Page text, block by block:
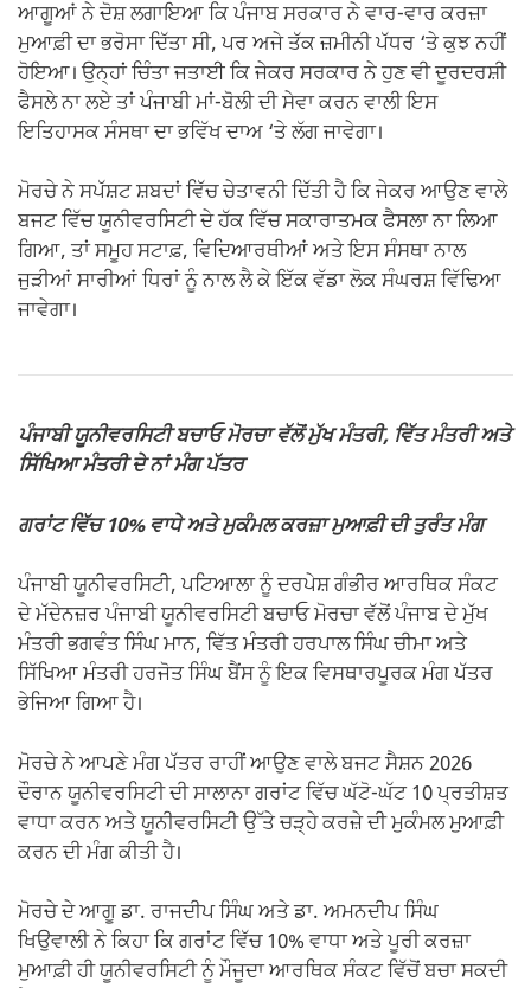
ਆਗੂਆਂ ਨੇ ਦੋਸ਼ ਲਗਾਇਆ ਕਿ ਪੰਜਾਬ ਸਰਕਾਰ ਨੇ ਵਾਰ-ਵਾਰ ਕਰਜ਼ਾ
ਮੁਆਫ਼ੀ ਦਾ ਭਰੋਸਾ ਦਿੱਤਾ ਸੀ, ਪਰ ਅਜੇ ਤੱਕ ਜ਼ਮੀਨੀ ਪੱਧਰ ‘ਤੇ ਕੁਝ ਨਹੀਂ
ਹੋਇਆ। ਉਨ੍ਹਾਂ ਚਿੰਤਾ ਜਤਾਈ ਕਿ ਜੇਕਰ ਸਰਕਾਰ ਨੇ ਹੁਣ ਵੀ ਦੂਰਦਰਸ਼ੀ
ਫੈਸਲੇ ਨਾ ਲਏ ਤਾਂ ਪੰਜਾਬੀ ਮਾਂ-ਬੋਲੀ ਦੀ ਸੇਵਾ ਕਰਨ ਵਾਲੀ ਇਸ
ਇਤਿਹਾਸਕ ਸੰਸਥਾ ਦਾ ਭਵਿੱਖ ਦਾਅ ‘ਤੇ ਲੱਗ ਜਾਵੇਗਾ।
ਮੋਰਚੇ ਨੇ ਸਪੱਸ਼ਟ ਸ਼ਬਦਾਂ ਵਿੱਚ ਚੇਤਾਵਨੀ ਦਿੱਤੀ ਹੈ ਕਿ ਜੇਕਰ ਆਉਣ ਵਾਲੇ
ਬਜਟ ਵਿੱਚ ਯੂਨੀਵਰਸਿਟੀ ਦੇ ਹੱਕ ਵਿੱਚ ਸਕਾਰਾਤਮਕ ਫੈਸਲਾ ਨਾ ਲਿਆ
ਗਿਆ, ਤਾਂ ਸਮੂਹ ਸਟਾਫ਼, ਵਿਦਿਆਰਥੀਆਂ ਅਤੇ ਇਸ ਸੰਸਥਾ ਨਾਲ
ਜੁੜੀਆਂ ਸਾਰੀਆਂ ਧਿਰਾਂ ਨੂੰ ਨਾਲ ਲੈ ਕੇ ਇੱਕ ਵੱਡਾ ਲੋਕ ਸੰਘਰਸ਼ ਵਿੱਢਿਆ
ਜਾਵੇਗਾ।
ਪੰਜਾਬੀ ਯੂਨੀਵਰਸਿਟੀ ਬਚਾਓ ਮੋਰਚਾ ਵੱਲੋਂ ਮੁੱਖ ਮੰਤਰੀ, ਵਿੱਤ ਮੰਤਰੀ ਅਤੇ
ਸਿੱਖਿਆ ਮੰਤਰੀ ਦੇ ਨਾਂ ਮੰਗ ਪੱਤਰ
ਗਰਾਂਟ ਵਿੱਚ 10% ਵਾਧੇ ਅਤੇ ਮੁਕੰਮਲ ਕਰਜ਼ਾ ਮੁਆਫ਼ੀ ਦੀ ਤੁਰੰਤ ਮੰਗ
ਪੰਜਾਬੀ ਯੂਨੀਵਰਸਿਟੀ, ਪਟਿਆਲਾ ਨੂੰ ਦਰਪੇਸ਼ ਗੰਭੀਰ ਆਰਥਿਕ ਸੰਕਟ
ਦੇ ਮੱਦੇਨਜ਼ਰ ਪੰਜਾਬੀ ਯੂਨੀਵਰਸਿਟੀ ਬਚਾਓ ਮੋਰਚਾ ਵੱਲੋਂ ਪੰਜਾਬ ਦੇ ਮੁੱਖ
ਮੰਤਰੀ ਭਗਵੰਤ ਸਿੰਘ ਮਾਨ, ਵਿੱਤ ਮੰਤਰੀ ਹਰਪਾਲ ਸਿੰਘ ਚੀਮਾ ਅਤੇ
ਸਿੱਖਿਆ ਮੰਤਰੀ ਹਰਜੋਤ ਸਿੰਘ ਬੈਂਸ ਨੂੰ ਇਕ ਵਿਸਥਾਰਪੂਰਕ ਮੰਗ ਪੱਤਰ
ਭੇਜਿਆ ਗਿਆ ਹੈ।
ਮੋਰਚੇ ਨੇ ਆਪਣੇ ਮੰਗ ਪੱਤਰ ਰਾਹੀਂ ਆਉਣ ਵਾਲੇ ਬਜਟ ਸੈਸ਼ਨ 2026
ਦੌਰਾਨ ਯੂਨੀਵਰਸਿਟੀ ਦੀ ਸਾਲਾਨਾ ਗਰਾਂਟ ਵਿੱਚ ਘੱਟੋ-ਘੱਟ 10 ਪ੍ਰਤੀਸ਼ਤ
ਵਾਧਾ ਕਰਨ ਅਤੇ ਯੂਨੀਵਰਸਿਟੀ ਉੱਤੇ ਚੜ੍ਹੇ ਕਰਜ਼ੇ ਦੀ ਮੁਕੰਮਲ ਮੁਆਫ਼ੀ
ਕਰਨ ਦੀ ਮੰਗ ਕੀਤੀ ਹੈ।
ਮੋਰਚੇ ਦੇ ਆਗੂ ਡਾ. ਰਾਜਦੀਪ ਸਿੰਘ ਅਤੇ ਡਾ. ਅਮਨਦੀਪ ਸਿੰਘ
ਖਿਉਵਾਲੀ ਨੇ ਕਿਹਾ ਕਿ ਗਰਾਂਟ ਵਿੱਚ 10% ਵਾਧਾ ਅਤੇ ਪੂਰੀ ਕਰਜ਼ਾ
ਮੁਆਫ਼ੀ ਹੀ ਯੂਨੀਵਰਸਿਟੀ ਨੂੰ ਮੌਜੂਦਾ ਆਰਥਿਕ ਸੰਕਟ ਵਿੱਚੋਂ ਬਚਾ ਸਕਦੀ